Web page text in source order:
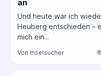
an
Und heute war ich
Heuberg entschieden –
mich ein...
Von inselsucher